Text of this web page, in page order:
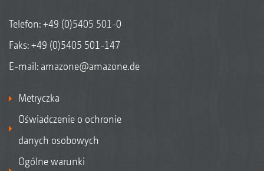
Telefon:+49 (0)5405 501-0
Faks: +49 (0)5405 501-147
E-mail: amazone@amazone.de
Metryczka
Oświadczenie o ochronie
danych osobowych
Ogólne warunki